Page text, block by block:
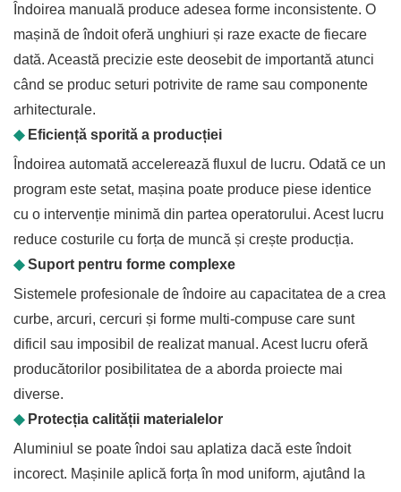
Îndoirea manuală produce adesea forme inconsistente. O
mașină de îndoit oferă unghiuri și raze exacte de fiecare
dată. Această precizie este deosebit de importantă atunci
când se produc seturi potrivite de rame sau componente
arhitecturale.
◆Eficiență sporită a producției
Îndoirea automată accelerează fluxul de lucru. Odată ce un
program este setat, mașina poate produce piese identice
cu o intervenție minimă din partea operatorului. Acest lucru
reduce costurile cu forța de muncă și crește producția.
◆Suport pentru forme complexe
Sistemele profesionale de îndoire au capacitatea de a crea
curbe, arcuri, cercuri și forme multi-compuse care sunt
dificil sau imposibil de realizat manual. Acest lucru oferă
producătorilor posibilitatea de a aborda proiecte mai
diverse.
◆Protecția calității materialelor
Aluminiul se poate îndoi sau aplatiza dacă este îndoit
incorect. Mașinile aplică forța în mod uniform, ajutând la